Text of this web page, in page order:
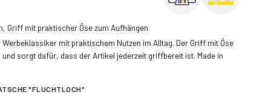
Griff mit praktischer Öse zum Aufhängen
mit praktischem Nutzen im Alltag. Der Griff mit Öse
sorgt dafür, dass der Artikel jederzeit griffbereit ist. Made in
"FLUCHTLOCH"